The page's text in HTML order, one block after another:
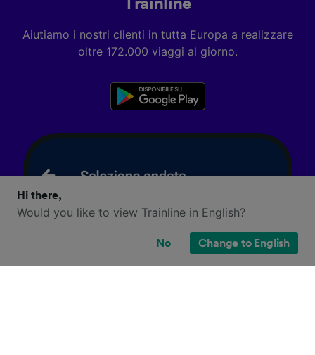
Trainline
Aiutiamo i nostri clienti in tutta Europa a realizzare
oltre 172.000 viaggi al giorno.
Hi there,
Would you like to view Trainline in English?
No Change to English